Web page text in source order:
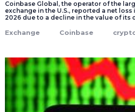
Coinbase Global, the operator of the
exchange in the U.S., reported a net
2026 due to a decline in the value of its
Exchange Coinbase